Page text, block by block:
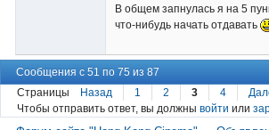
В общем запнулась я на 5
что-нибудь начать отдавать
Сообщения с 51 по 75 из 87
Страницы
Назад 1 2 3 4
Чтобы отправить ответ, вы должны войти или